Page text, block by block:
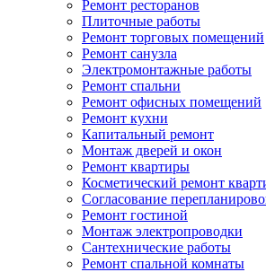
Ремонт ресторанов
Плиточные работы
Ремонт торговых помещений
Ремонт санузла
Электромонтажные работы
Ремонт спальни
Ремонт офисных помещений
Ремонт кухни
Капитальный ремонт
Монтаж дверей и окон
Ремонт квартиры
Косметический ремонт
Согласование
Ремонт гостиной
Монтаж электропроводки
Сантехнические работы
Ремонт спальной комнаты